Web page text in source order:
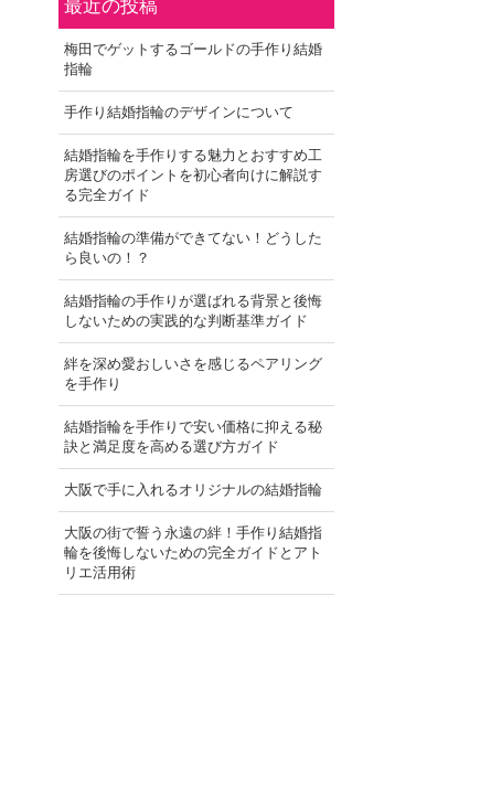
最近の投稿
梅田でゲットするゴールドの手作り結婚
指輪
手作り結婚指輪のデザインについて
結婚指輪を手作りする魅力とおすすめ工
房選びのポイントを初心者向けに解説す
る完全ガイド
結婚指輪の準備ができてない！どうした
ら良いの！？
結婚指輪の手作りが選ばれる背景と後悔
しないための実践的な判断基準ガイド
絆を深め愛おしいさを感じるペアリング
を手作り
結婚指輪を手作りで安い価格に抑える秘
訣と満足度を高める選び方ガイド
大阪で手に入れるオリジナルの結婚指輪
大阪の街で誓う永遠の絆！手作り結婚指
輪を後悔しないための完全ガイドとアト
リエ活用術